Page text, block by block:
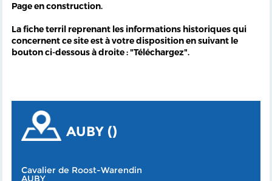
Page en construction.
La fiche terril reprenant les informations historiques qui
concernent ce site est à votre disposition en suivant le
bouton ci-dessous à droite : "Téléchargez".
AUBY ()
Cavalier de Roost-Warendin
AUBY